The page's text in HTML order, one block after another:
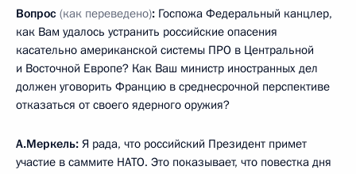
Вопрос (как переведено): Госпожа Федеральный канцлер,
как Вам удалось устранить российские опасения
касательно американской системы ПРО в Центральной
и Восточной Европе? Как Ваш министр иностранных дел
должен уговорить Францию в среднесрочной перспективе
отказаться от своего ядерного оружия?
А.Меркель: Я рада, что российский Президент примет
участие в саммите НАТО. Это показывает, что повестка дня